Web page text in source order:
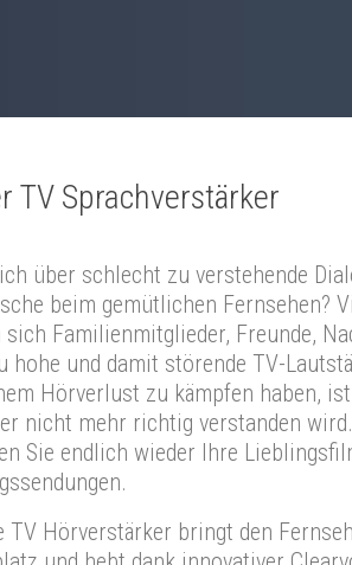
TV Sprachverstärker
über schlecht zu verstehende
beim gemütlichen Fernsehen?
sich Familienmitglieder, Freunde,
hohe und damit störende TV-
Hörverlust zu kämpfen haben,
nicht mehr richtig verstanden
Sie endlich wieder Ihre
TV Hörverstärker bringt den